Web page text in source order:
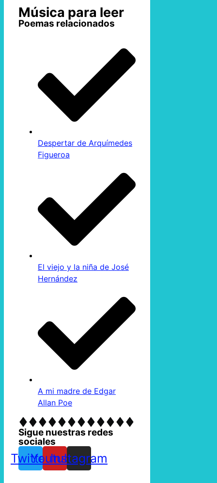
Música para leer
Poemas relacionados
Despertar de Arquímedes
Figueroa
El viejo y la niña de José
Hernández
A mi madre de Edgar
Allan Poe
Sigue nuestras redes
sociales
TwitterYoutube
Instagram